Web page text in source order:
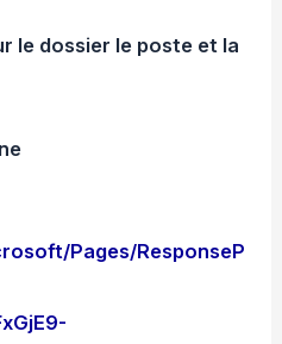
le dossier le poste et la
Pages/ResponseP